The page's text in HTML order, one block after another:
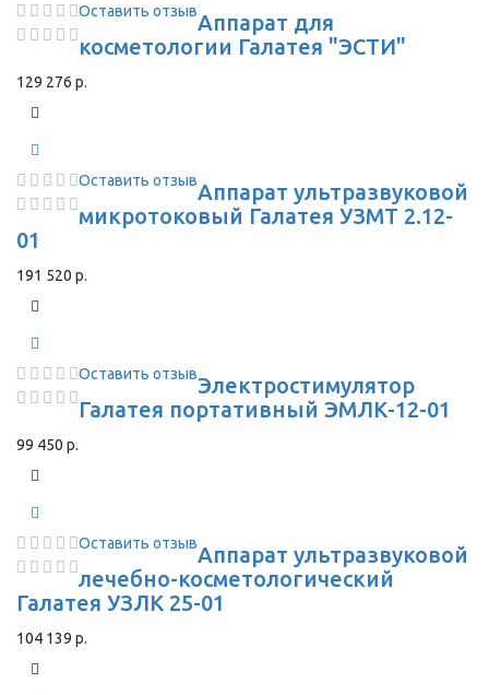
Оставить отзывАппарат для
косметологии Галатея "ЭСТИ"
129 276 р.
Оставить отзывАппарат ультразвуковой
микротоковый Галатея УЗМТ 2.12-
01
191 520 р.
Оставить отзывЭлектростимулятор
Галатея портативный ЭМЛК-12-01
99 450 р.
Оставить отзывАппарат ультразвуковой
лечебно-косметологический
Галатея УЗЛК 25-01
104 139 р.